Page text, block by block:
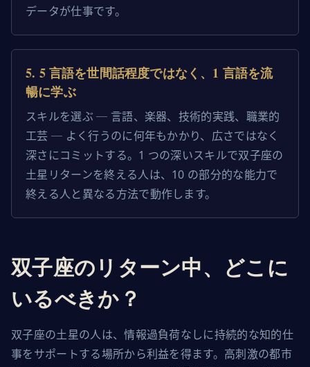
データが仕事です。
5. 5 言語を世間話程度ではなく、1 言語を流
暢に学ぶ
スキルを選ぶ ─ 言語、楽器、技術的実践、職業的
工芸 ─ よく行うのに何年もかかり、広さではなく
深さにコミットする。1 つの深いスキルで双子座の
土星リターンを終える人は、10 の部分的な能力で
終える人と異なる方法で動作します。
双子座のリターン中、どこに
いるべきか？
双子座の土星の人は、情報過負荷なしに持続的な知的仕
事をサポートする場所から利益を得ます。高刺激の都市